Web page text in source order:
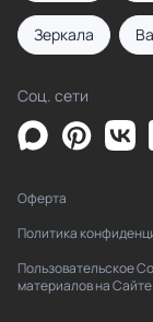
Зеркала
Соц. сети
Оферта
Политика
Пользовательское
материалов на